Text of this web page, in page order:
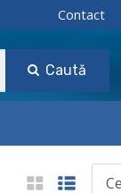
Contact
Caută